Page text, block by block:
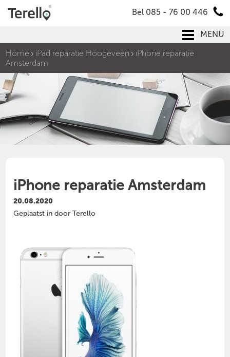
Bel 085 - 76 00 446
MENU
Home
iPad reparatie Hoogeveen
iPhone reparatie
Amsterdam
iPhone reparatie Amsterdam
20.08.2020
Geplaatst in door Terello